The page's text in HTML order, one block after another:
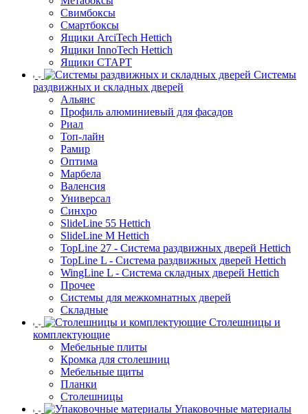
Свимбоксы
Смартбоксы
Ящики ArciTech Hettich
Ящики InnoTech Hettich
Ящики СТАРТ
Системы
раздвижных и складных дверей
Альянс
Профиль алюминиевый для фасадов
Риал
Топ-лайн
Рамир
Оптима
Марбела
Валенсия
Универсал
Синхро
SlideLine 55 Hettich
SlideLine M Hettich
TopLine 27 - Система раздвижных дверей Hettich
TopLine L - Система раздвижных дверей Hettich
WingLine L - Система складных дверей Hettich
Прочее
Системы для межкомнатных дверей
Складные
Столешницы и
комплектующие
Мебельные плиты
Кромка для столешниц
Мебельные щиты
Планки
Столешницы
Упаковочные материалы